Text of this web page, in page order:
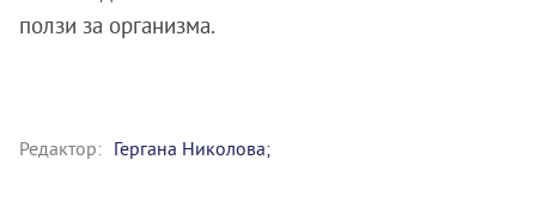
ползи за организма.
Редактор: Гергана Николова;